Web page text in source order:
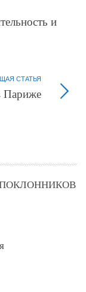
и
СТАТЬЯ
Париже
ПОКЛОННИКОВ